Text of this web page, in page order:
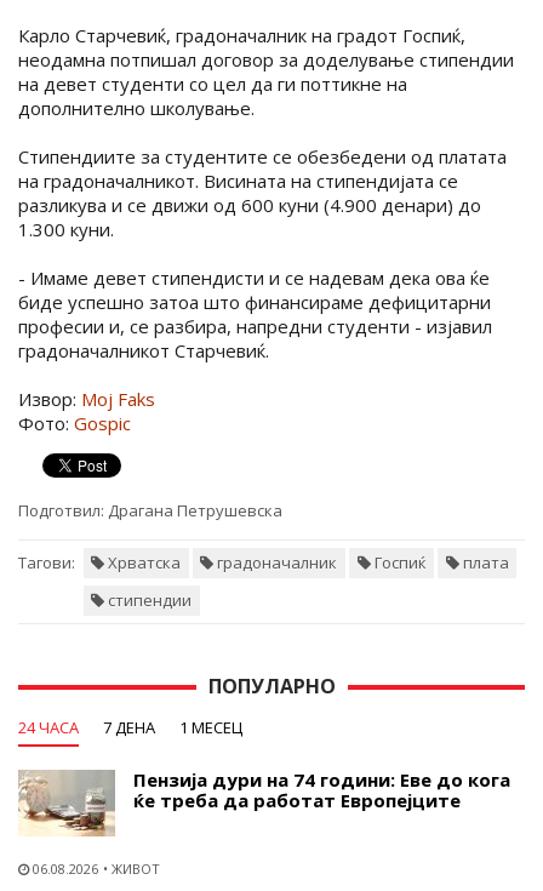
Карло Старчевиќ, градоначалник на градот Госпиќ,
неодамна потпишал договор за доделување стипендии
на девет студенти со цел да ги поттикне на
дополнително школување.
Стипендиите за студентите се обезбедени од платата
на градоначалникот. Висината на стипендијата се
разликува и се движи од 600 куни (4.900 денари) до
1.300 куни.
- Имаме девет стипендисти и се надевам дека ова ќе
биде успешно затоа што финансираме дефицитарни
професии и, се разбира, напредни студенти - изјавил
градоначалникот Старчевиќ.
Извор: Moj Faks
Фото: Gospic
Подготвил: Драгана Петрушевска
Тагови: Хрватска градоначалник Госпиќ
плата
стипендии
ПОПУЛАРНО
24 ЧАСА 7 ДЕНА 1 МЕСЕЦ
Пензија дури на 74 години: Еве до кога
ќе треба да работат Европејците
06.08.2026 ЖИВОТ